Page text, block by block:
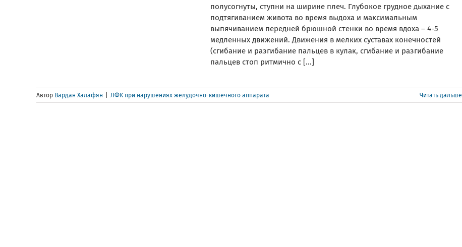
полусогнуты, ступни на ширине плеч. Глубокое грудное дыхание с
подтягиванием живота во время выдоха и максимальным
выпячиванием передней брюшной стенки во время вдоха – 4-5
медленных движений. Движения в мелких суставах конечностей
(сгибание и разгибание пальцев в кулак, сгибание и разгибание
пальцев стоп ритмично с [...]
Автор Вардан Халафян ЛФК при нарушениях желудочно-кишечного аппарата Читать дальше